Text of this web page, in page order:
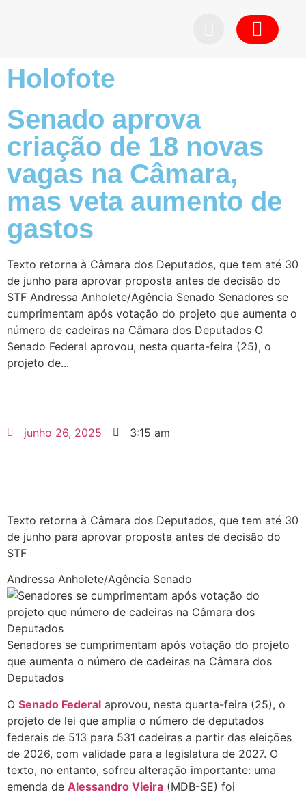
Holofote
Senado aprova
criação de 18 novas
vagas na Câmara,
mas veta aumento de
gastos
Texto retorna à Câmara dos Deputados, que tem até 30
de junho para aprovar proposta antes de decisão do
STF Andressa Anholete/Agência Senado Senadores se
cumprimentam após votação do projeto que aumenta o
número de cadeiras na Câmara dos Deputados O
Senado Federal aprovou, nesta quarta-feira (25), o
projeto de...
junho 26, 2025 3:15 am
Texto retorna à Câmara dos Deputados, que tem até 30
de junho para aprovar proposta antes de decisão do
STF
Andressa Anholete/Agência Senado
Senadores se cumprimentam após votação do projeto
que aumenta o número de cadeiras na Câmara dos
Deputados
O Senado Federal aprovou, nesta quarta-feira (25), o
projeto de lei que amplia o número de deputados
federais de 513 para 531 cadeiras a partir das eleições
de 2026, com validade para a legislatura de 2027. O
texto, no entanto, sofreu alteração importante: uma
emenda de Alessandro Vieira (MDB-SE) foi